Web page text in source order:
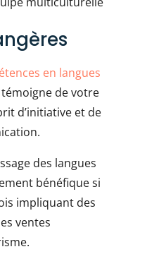
en langues
de votre
d’initiative et de
des langues
bénéfique si
impliquant des
ventes